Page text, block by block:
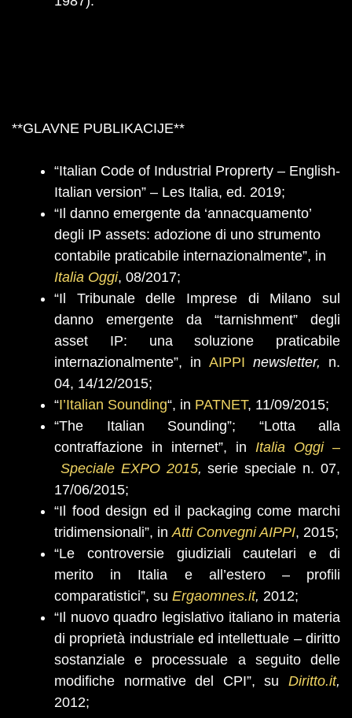
**GLAVNE PUBLIKACIJE**
“Italian Code of Industrial Proprerty – English-
Italian version” – Les Italia, ed. 2019;
“Il danno emergente da ‘annacquamento’
degli IP assets: adozione di uno strumento
contabile praticabile internazionalmente”, in
Italia Oggi, 08/2017;
“Il Tribunale delle Imprese di Milano sul
danno emergente da “tarnishment” degli
asset IP: una soluzione praticabile
internazionalmente”, in AIPPI newsletter, n.
04, 14/12/2015;
“I’Italian Sounding“, in PATNET, 11/09/2015;
“The Italian Sounding”; “Lotta alla
contraffazione in internet”, in Italia Oggi–
Speciale EXPO 2015,serie speciale n. 07,
17/06/2015;
“Il food design ed il packaging come marchi
tridimensionali”, inAtti Convegni AIPPI, 2015;
“Le controversie giudiziali cautelari e di
merito in Italia e all’estero – profili
comparatistici”, su Ergaomnes.it, 2012;
“Il nuovo quadro legislativo italiano in materia
di proprietà industriale ed intellettuale – diritto
sostanziale e processuale a seguito delle
modifiche normative del CPI”, su Diritto.it,
2012;